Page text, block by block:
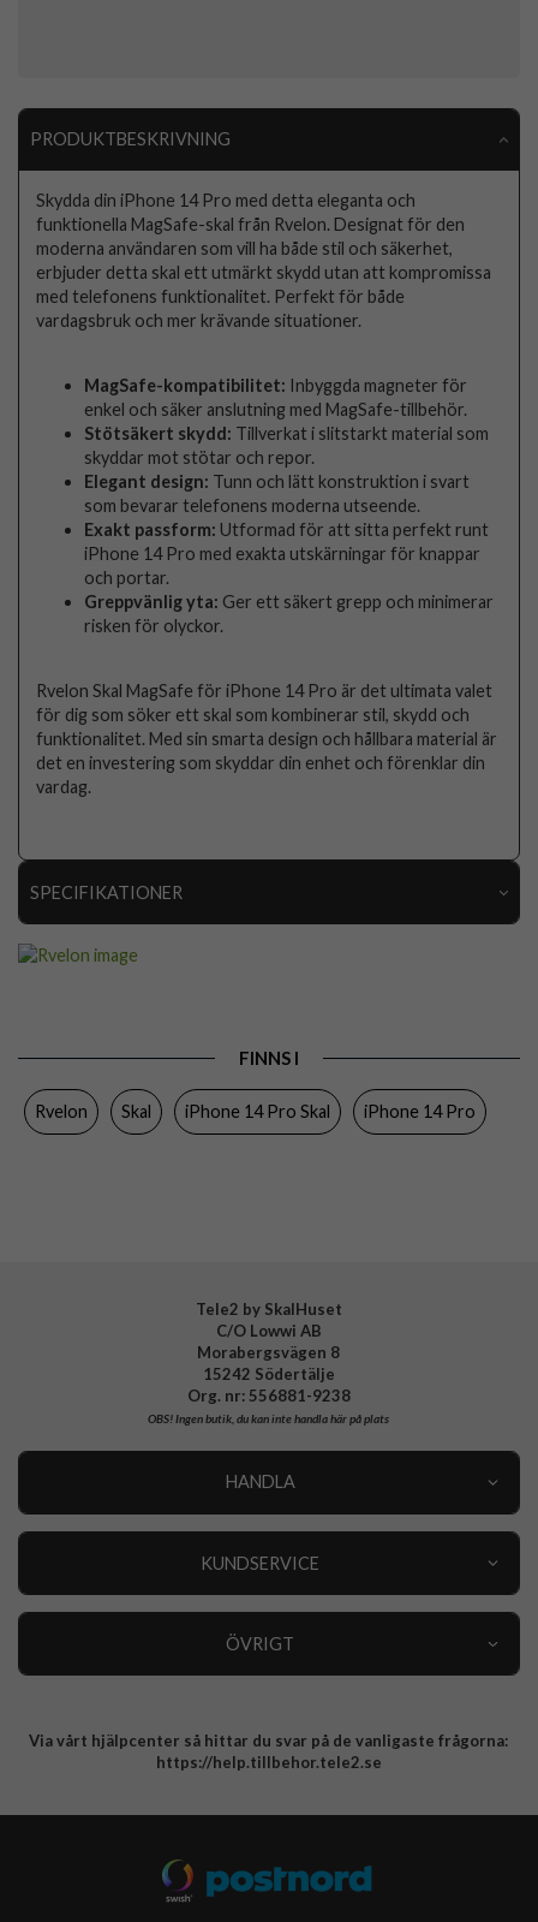
PRODUKTBESKRIVNING
Skydda din iPhone 14 Pro med detta eleganta och
funktionella MagSafe-skal från Rvelon. Designat för den
moderna användaren som vill ha både stil och säkerhet,
erbjuder detta skal ett utmärkt skydd utan att kompromissa
med telefonens funktionalitet. Perfekt för både
vardagsbruk och mer krävande situationer.
MagSafe-kompatibilitet: Inbyggda magneter för
enkel och säker anslutning med MagSafe-tillbehör.
Stötsäkert skydd: Tillverkat i slitstarkt material som
skyddar mot stötar och repor.
Elegant design: Tunn och lätt konstruktion i svart
som bevarar telefonens moderna utseende.
Exakt passform: Utformad för att sitta perfekt runt
iPhone 14 Pro med exakta utskärningar för knappar
och portar.
Greppvänlig yta: Ger ett säkert grepp och minimerar
risken för olyckor.
Rvelon Skal MagSafe för iPhone 14 Pro är det ultimata valet
för dig som söker ett skal som kombinerar stil, skydd och
funktionalitet. Med sin smarta design och hållbara material är
det en investering som skyddar din enhet och förenklar din
vardag.
SPECIFIKATIONER
MagSafe-kompatibel, Stöttålig
Färg Svart
FINNS I
Rvelon Skal iPhone 14 Pro Skal iPhone 14 Pro
Tele2 by SkalHuset
C/O Lowwi AB
Morabergsvägen 8
15242 Södertälje
Org. nr: 556881-9238
OBS!Ingen butik, du kan inte handla här på plats
HANDLA
KUNDSERVICE
ÖVRIGT
Integritetspolicy
Via vårt hjälpcenter så hittar du svar på de vanligaste frågorna:
https://help.tillbehor.tele2.se